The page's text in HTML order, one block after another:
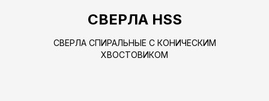
СВЕРЛА HSS
СВЕРЛА СПИРАЛЬНЫЕ С КОНИЧЕСКИМ
ХВОСТОВИКОМ